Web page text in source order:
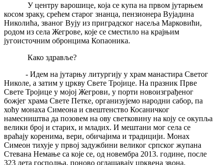
У центру варошице, која се купа на првом јутарњем
косом зраку, срећем старог знанца, пензионера Вујадина
Николића, званог Вују из приградског насеља Марковићи,
родом из села Жегрове, које се сместило на крајњим
југоисточним обронцима Копаоника.
Како здравље?
- Идем на јутарњу литургију у храм манастира Светог
Николе, а затим у цркву Свете Тројице. На празник Прве
Свете Тројице у мојој Жегрови, у порти новоизграђеног
божјег храма Свете Петке, организујемо народни сабор, па
хоћу монаха Симеона и свештенство Косаничког
намесништва да позовем на ову светковину на коју се окупља
велики број и старих, и младих. И мештани мог села се
враћају коренима, вери, обичајима и традицији. Монах
Симеон тихује у првој задужбини великог српског жупана
Стевана Немање са које се, од новембра 2013. године, после
323 лета господња, поново оглашавају црквена звона,